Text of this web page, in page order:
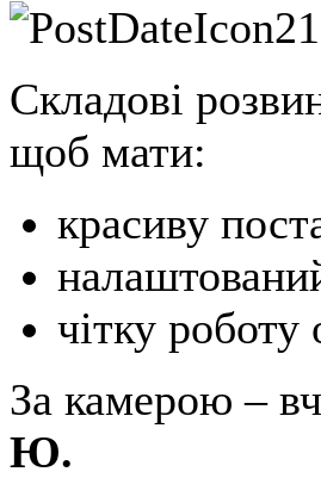
Складові
щоб мати:
красиву
чітку роботу
За камерою –
Ю.